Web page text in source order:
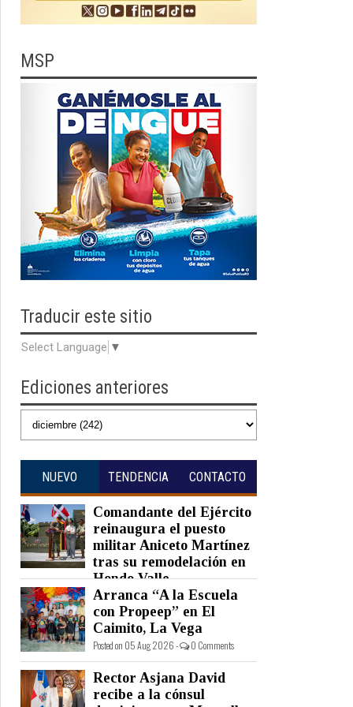
MSP
Traducir este sitio
Select Language ▼
Ediciones anteriores
NUEVO TENDENCIA CONTACTO
Comandante del Ejército
reinaugura el puesto
militar Aniceto Martínez
tras su remodelación en
Hondo Valle
Posted on 05 Aug 2026 - 0 Comments
Arranca “A la Escuela
con Propeep” en El
Caimito, La Vega
Posted on 05 Aug 2026 - 0 Comments
Rector Asjana David
recibe a la cónsul